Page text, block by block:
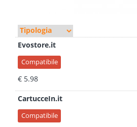
Evostore.it
Compatibile
€ 5.98
CartucceIn.it
Compatibile